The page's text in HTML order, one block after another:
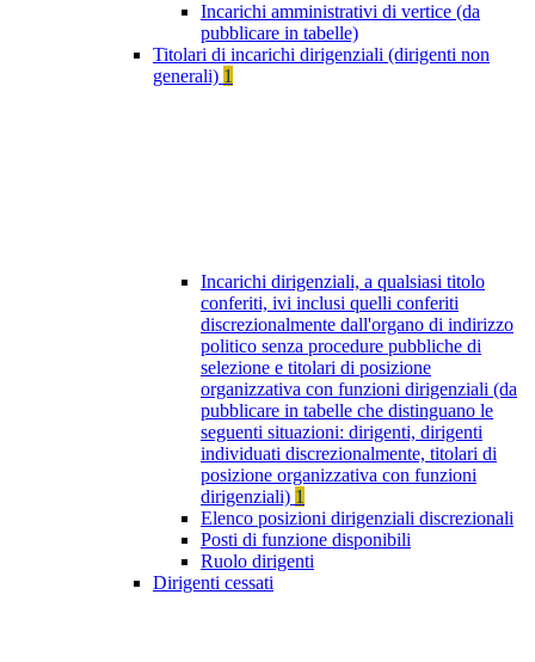
Incarichi amministrativi di vertice (da
pubblicare in tabelle)
Titolari di incarichi dirigenziali (dirigenti non
generali) 1
Incarichi dirigenziali, a qualsiasi titolo
conferiti, ivi inclusi quelli conferiti
discrezionalmente dall'organo di indirizzo
politico senza procedure pubbliche di
selezione e titolari di posizione
organizzativa con funzioni dirigenziali (da
pubblicare in tabelle che distinguano le
seguenti situazioni: dirigenti, dirigenti
individuati discrezionalmente, titolari di
posizione organizzativa con funzioni
dirigenziali) 1
Elenco posizioni dirigenziali discrezionali
Posti di funzione disponibili
Ruolo dirigenti
Dirigenti cessati